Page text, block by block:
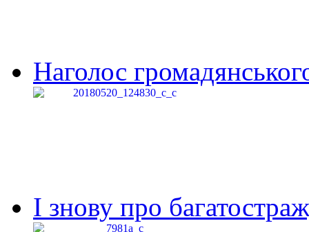
Наголос
І знову про